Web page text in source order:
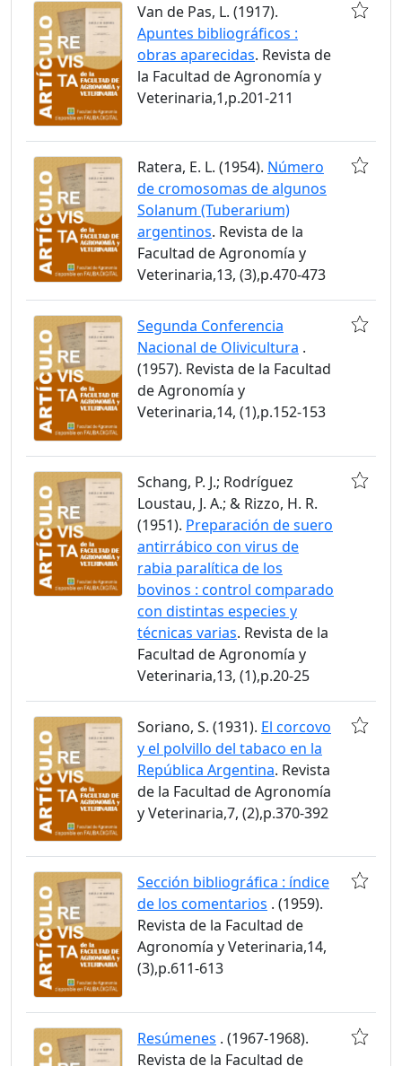
Van de Pas, L. (1917).
Apuntes bibliográficos :
obras aparecidas. Revista de
la Facultad de Agronomía y
Veterinaria,1,p.201-211
Ratera, E. L. (1954). Número
de cromosomas de algunos
Solanum (Tuberarium)
argentinos. Revista de la
Facultad de Agronomía y
Veterinaria,13, (3),p.470-473
Segunda Conferencia
Nacional de Olivicultura .
(1957). Revista de la Facultad
de Agronomía y
Veterinaria,14, (1),p.152-153
Schang, P. J.; Rodríguez
Loustau, J. A.; & Rizzo, H. R.
(1951). Preparación de suero
antirrábico con virus de
rabia paralítica de los
bovinos : control comparado
con distintas especies y
técnicas varias. Revista de la
Facultad de Agronomía y
Veterinaria,13, (1),p.20-25
Soriano, S. (1931). El corcovo
y el polvillo del tabaco en la
República Argentina. Revista
de la Facultad de Agronomía
y Veterinaria,7, (2),p.370-392
Sección bibliográfica : índice
de los comentarios . (1959).
Revista de la Facultad de
Agronomía y Veterinaria,14,
(3),p.611-613
Resúmenes . (1967-1968).
Revista de la Facultad de